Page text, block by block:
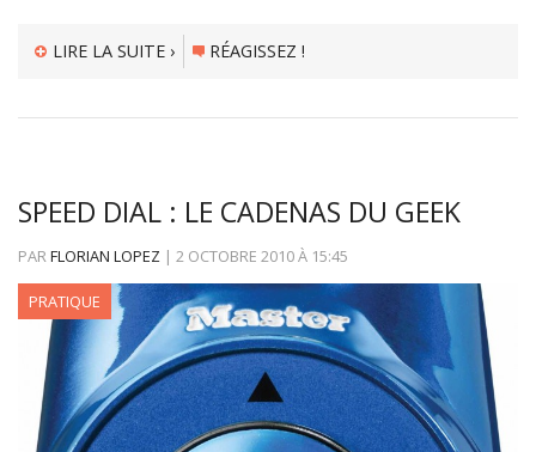
LIRE LA SUITE › RÉAGISSEZ !
SPEED DIAL : LE CADENAS DU GEEK
PARFLORIAN LOPEZ | 2 OCTOBRE 2010À 15:45
PRATIQUE